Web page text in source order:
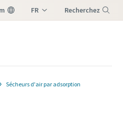
FR Recherchez
Sécheurs d'air par adsorption